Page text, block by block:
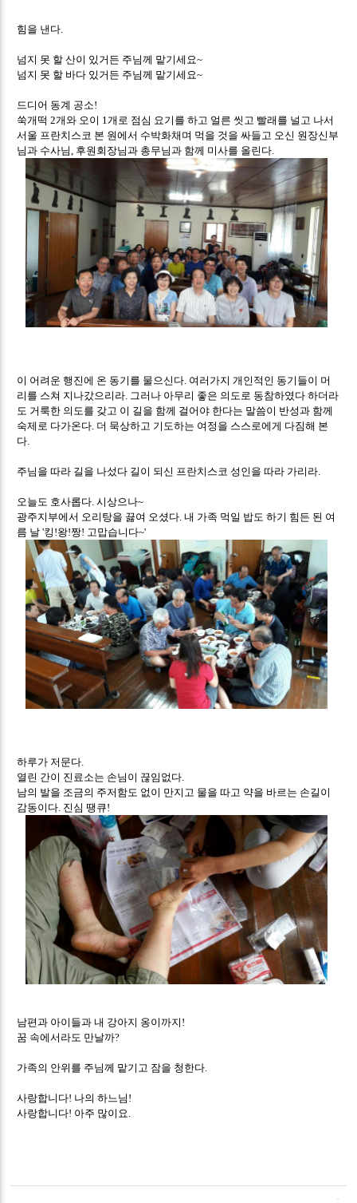
힘을 낸다
넘지 못 할 산이 있거든 주님께 맡기세요~
넘지 못 할 바다 있거든 주님께 맡기세요~
드디어 동계 공소!
쑥개떡2개와 오이 1 개로 점심 요기를 하고 얼른 씻고 빨래를 널고 나서
서울 프란치스코 본 원에서 수박화채며 먹을 것을 싸들고 오신 원장신부
님과 수사님 후원회장님과 총무님과 함께 미사를 올린다
이 어려운 행진에 온 동기를 물으신다 여러가지 개인적인 동기들이 머
리를 스쳐 지나갔으리라 그러나 아무리 좋은 의도로 동참하였다 하더라
도 거룩한 의도를 갖고 이 길을 함께 걸어야 한다는 말씀이 반성과 함께
숙제로 다가온다 더 묵상하고 기도하는 여정을 스스로에게 다짐해 본
다
주님을 따라 길을 나섰다 길이 되신 프란치스코 성인을 따라 가리라
오늘도 호사롭다 .시상으나~
광주지부에서 오리탕을 끓여 오셨다 .내 가족 먹일 밥도 하기 힘든 된 여
름 날'킹 !왕!짱! 고맙습니다~'
하루가 저문다
열린 간이 진료소는 손님이 끊임없다
남의 발을 조금의 주저함도 없이 만지고 물을 따고 약을 바르는 손길이
감동이다 진심 땡큐!
남편과 아이들과 내 강아지 옹이까지 !
꿈 속에서라도 만날까?
가족의 안위를 주님께 맡기고 잠을 청한다
사랑합니다! 나의 하느님 !
사랑합니다! 아주 많이요